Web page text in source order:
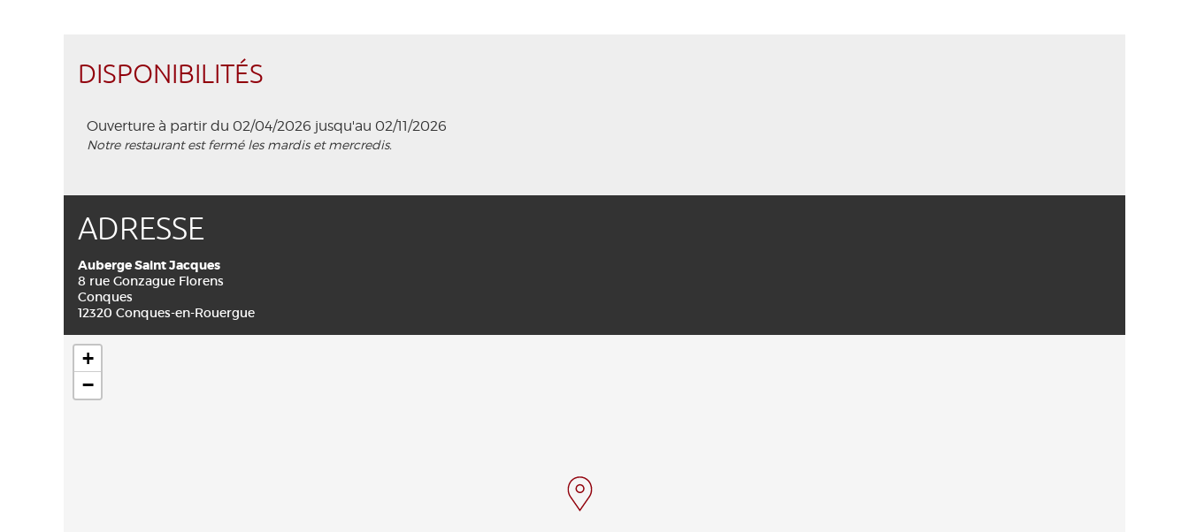
DISPONIBILITÉS
Ouverture à partir du 02/04/2026 jusqu'au 02/11/2026
Notre restaurant est fermé les mardis et mercredis.
ADRESSE
Auberge Saint Jacques
8 rue Gonzague Florens
Conques
12320 Conques-en-Rouergue
+
−